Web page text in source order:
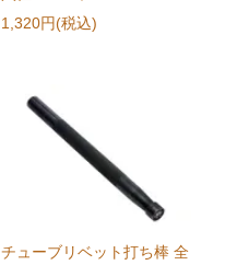
1,320円(税込)
チューブリベット打ち棒 全